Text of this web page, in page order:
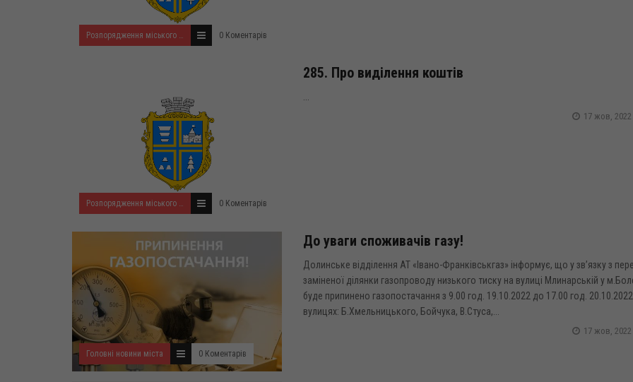
Розпорядження міського голови за 2022 рік 0 Коментарів
0 Коментарів
285. Про виділення коштів
...
17 жов, 2022
Головні новини міста 0 Коментарів
До уваги споживачів газу!
Долинське відділення АТ «Івано-Франківськгаз» інформує, що у зв’язку з
заміненої ділянки газопроводу низького тиску на вулиці Млинарській у
буде припинено газопостачання з 9.00 год. 19.10.2022 до 17.00 год.
вулицях: Б.Хмельницького, Бойчука, В.Стуса,...
17 жов, 2022